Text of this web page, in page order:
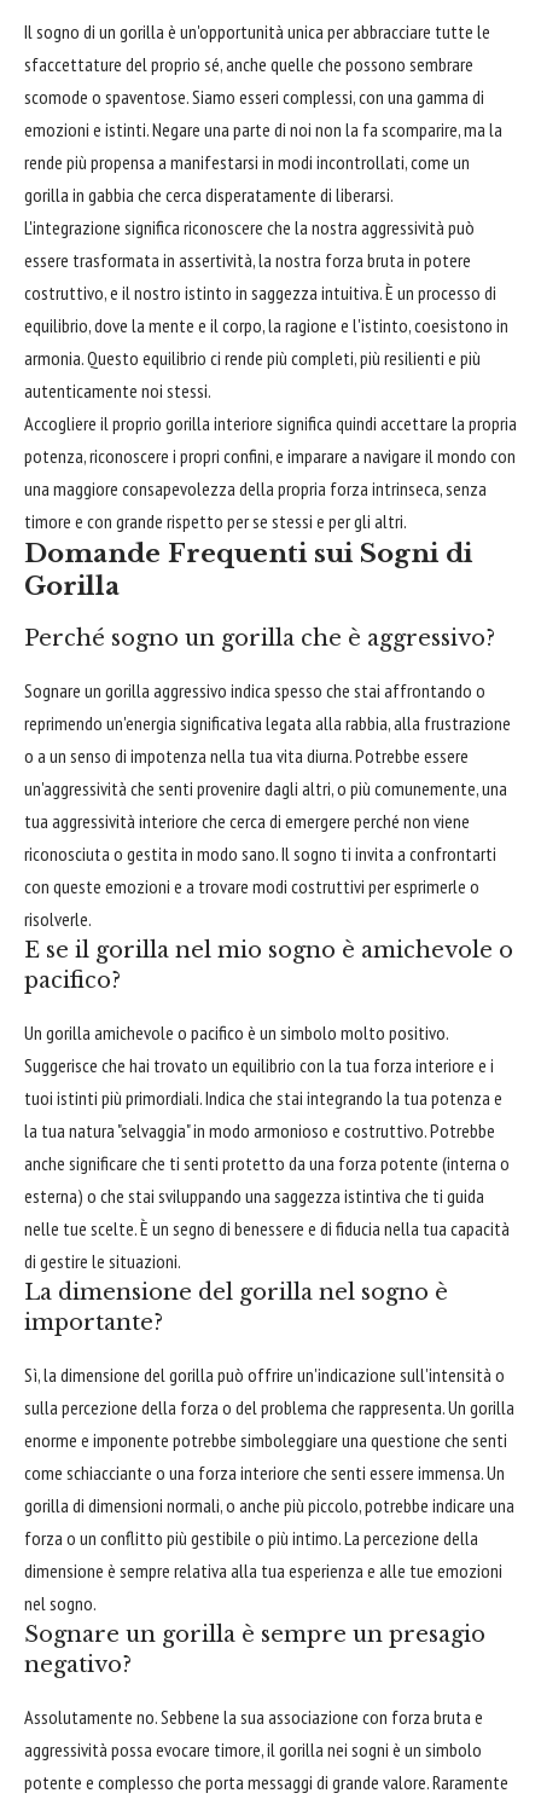
Il sogno di un gorilla è un'opportunità unica per abbracciare tutte le
sfaccettature del proprio sé, anche quelle che possono sembrare
scomode o spaventose. Siamo esseri complessi, con una gamma di
emozioni e istinti. Negare una parte di noi non la fa scomparire, ma la
rende più propensa a manifestarsi in modi incontrollati, come un
gorilla in gabbia che cerca disperatamente di liberarsi.
L'integrazione significa riconoscere che la nostra aggressività può
essere trasformata in assertività, la nostra forza bruta in potere
costruttivo, e il nostro istinto in saggezza intuitiva. È un processo di
equilibrio, dove la mente e il corpo, la ragione e l'istinto, coesistono in
armonia. Questo equilibrio ci rende più completi, più resilienti e più
autenticamente noi stessi.
Accogliere il proprio gorilla interiore significa quindi accettare la propria
potenza, riconoscere i propri confini, e imparare a navigare il mondo con
una maggiore consapevolezza della propria forza intrinseca, senza
timore e con grande rispetto per se stessi e per gli altri.
Domande Frequenti sui Sogni di
Gorilla
Perché sogno un gorilla che è aggressivo?
Sognare un gorilla aggressivo indica spesso che stai affrontando o
reprimendo un'energia significativa legata alla rabbia, alla frustrazione
o a un senso di impotenza nella tua vita diurna. Potrebbe essere
un'aggressività che senti provenire dagli altri, o più comunemente, una
tua aggressività interiore che cerca di emergere perché non viene
riconosciuta o gestita in modo sano. Il sogno ti invita a confrontarti
con queste emozioni e a trovare modi costruttivi per esprimerle o
risolverle.
E se il gorilla nel mio sogno è amichevole o
pacifico?
Un gorilla amichevole o pacifico è un simbolo molto positivo.
Suggerisce che hai trovato un equilibrio con la tua forza interiore e i
tuoi istinti più primordiali. Indica che stai integrando la tua potenza e
la tua natura "selvaggia" in modo armonioso e costruttivo. Potrebbe
anche significare che ti senti protetto da una forza potente (interna o
esterna) o che stai sviluppando una saggezza istintiva che ti guida
nelle tue scelte. È un segno di benessere e di fiducia nella tua capacità
di gestire le situazioni.
La dimensione del gorilla nel sogno è
importante?
Sì, la dimensione del gorilla può offrire un'indicazione sull'intensità o
sulla percezione della forza o del problema che rappresenta. Un gorilla
enorme e imponente potrebbe simboleggiare una questione che senti
come schiacciante o una forza interiore che senti essere immensa. Un
gorilla di dimensioni normali, o anche più piccolo, potrebbe indicare una
forza o un conflitto più gestibile o più intimo. La percezione della
dimensione è sempre relativa alla tua esperienza e alle tue emozioni
nel sogno.
Sognare un gorilla è sempre un presagio
negativo?
Assolutamente no. Sebbene la sua associazione con forza bruta e
aggressività possa evocare timore, il gorilla nei sogni è un simbolo
potente e complesso che porta messaggi di grande valore. Raramente